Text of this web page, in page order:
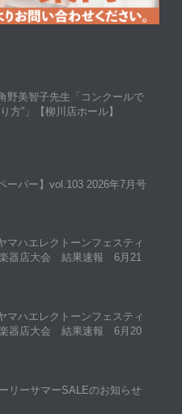
野美智子先生「コンクールで
方”」【柳川店ホール】
ーパー】vol.103 2026年7月号
マハエレクトーンフェスティ
器店大会 結果速報 6月21
マハエレクトーンフェスティ
器店大会 結果速報 6月20
リーサマーSALEのお知らせ